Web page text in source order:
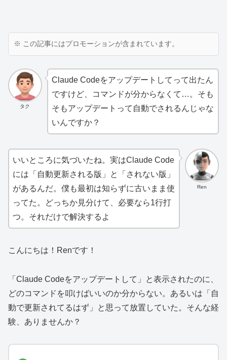
※ この記事にはプロモーションが含まれています。
タク
Claude Codeをアップデートしてって出たん
ですけど、コマンドが分からなくて…。そも
そもアップデートって自動でされるんじゃな
いんですか？
Ren
いいところに気づいたね。実はClaude Code
には「自動更新される版」と「されない版」
があるんだ。僕も最初は知らずに古いまま使
ってた。どっちか見分けて、必要なら1行打
つ。それだけで解決するよ
こんにちは！Renです！
「Claude Codeをアップデートして」と表示されたのに、
どのコマンドを叩けばいいのか分からない。あるいは「自
動で更新されてるはず」と思って放置していた。そんな経
験、ありませんか？